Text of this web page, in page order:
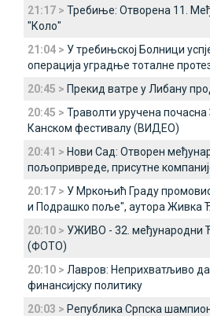
21:17 > Требиње: Отворена 11.
"Коло"
21:04 > У требињској Болници
операција уградње тоталне
20:45 > Прекид ватре у Либану
20:45 > Траволти уручена
Канском фестивалу (ВИДЕО)
20:41 > Нови Сад: Отворен
пољопривреде, присутне
20:17 > У Мркоњић Граду
и Подрашко поље", аутора Живка
20:10 > УЖИВО - 32. међународни
(ФОТО)
20:10 > Лавров: Неприхватљиво да
финансијску политику
20:03 > Република Српска